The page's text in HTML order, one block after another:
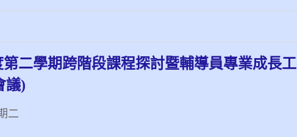
二學期跨階段課程探討暨輔導員專業成長工
議)
二